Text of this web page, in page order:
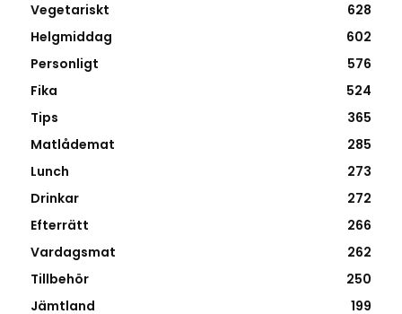
Vegetariskt
628
Helgmiddag
602
Personligt
576
Fika
524
Tips
365
Matlådemat
285
Lunch
273
Drinkar
272
Efterrätt
266
Vardagsmat
262
Tillbehör
250
Jämtland
199